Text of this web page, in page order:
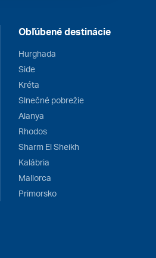
Obľúbené destinácie
Hurghada
Side
Kréta
Slnečné pobrežie
Alanya
Rhodos
Sharm El Sheikh
Kalábria
Mallorca
Primorsko